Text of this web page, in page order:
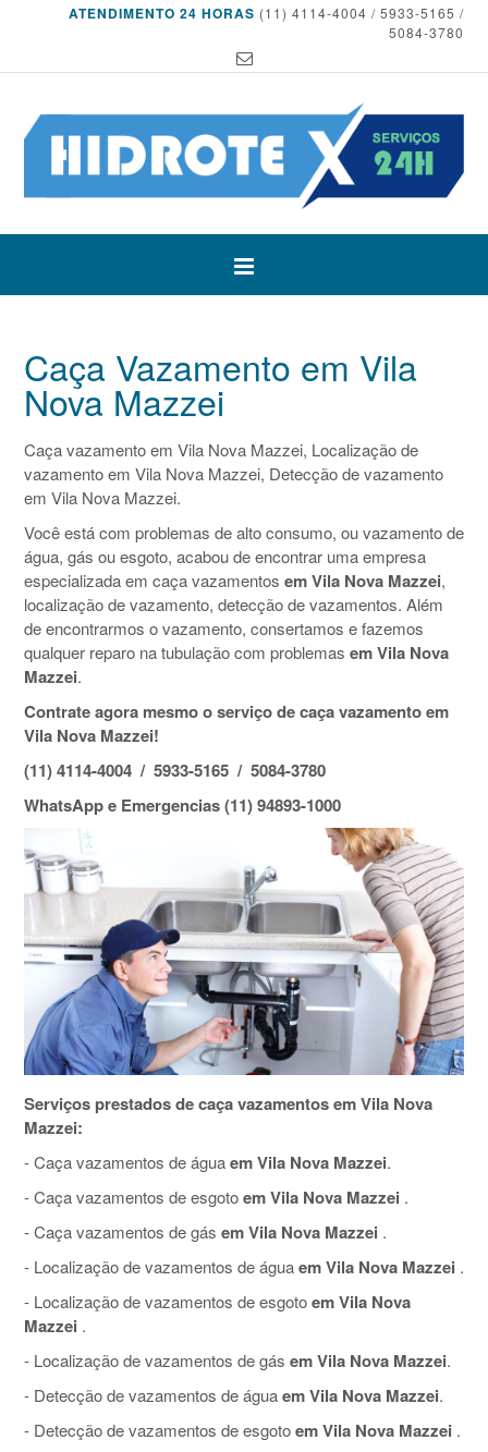
ATENDIMENTO 24 HORAS (11) 4114-4004 / 5933-5165 /
5084-3780
Caça Vazamento em Vila
Nova Mazzei
Caça vazamento em Vila Nova Mazzei, Localização de
vazamento em Vila Nova Mazzei, Detecção de vazamento
em Vila Nova Mazzei.
Você está com problemas de alto consumo, ou vazamento de
água, gás ou esgoto, acabou de encontrar uma empresa
especializada em caça vazamentos em Vila Nova Mazzei,
localização de vazamento, detecção de vazamentos. Além
de encontrarmos o vazamento, consertamos e fazemos
qualquer reparo na tubulação com problemas em Vila Nova
Mazzei.
Contrate agora mesmo o serviço de caça vazamento em
Vila Nova Mazzei!
(11) 4114-4004 / 5933-5165 / 5084-3780
WhatsApp e Emergencias (11) 94893-1000
Serviços prestados de caça vazamentos em Vila Nova
Mazzei:
- Caça vazamentos de águaem Vila Nova Mazzei.
- Caça vazamentos de esgotoem Vila Nova Mazzei .
- Caça vazamentos de gás em Vila Nova Mazzei .
- Localização de vazamentos de águaem Vila Nova Mazzei .
- Localização de vazamentos de esgotoem Vila Nova
Mazzei .
- Localização de vazamentos de gás em Vila Nova Mazzei.
- Detecção de vazamentos de águaem Vila Nova Mazzei.
- Detecção de vazamentos de esgotoem Vila Nova Mazzei .